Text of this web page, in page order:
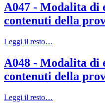
A047 - Modalita di
contenuti della
Leggi il resto…
A048 - Modalita di
contenuti della
Leggi il resto…